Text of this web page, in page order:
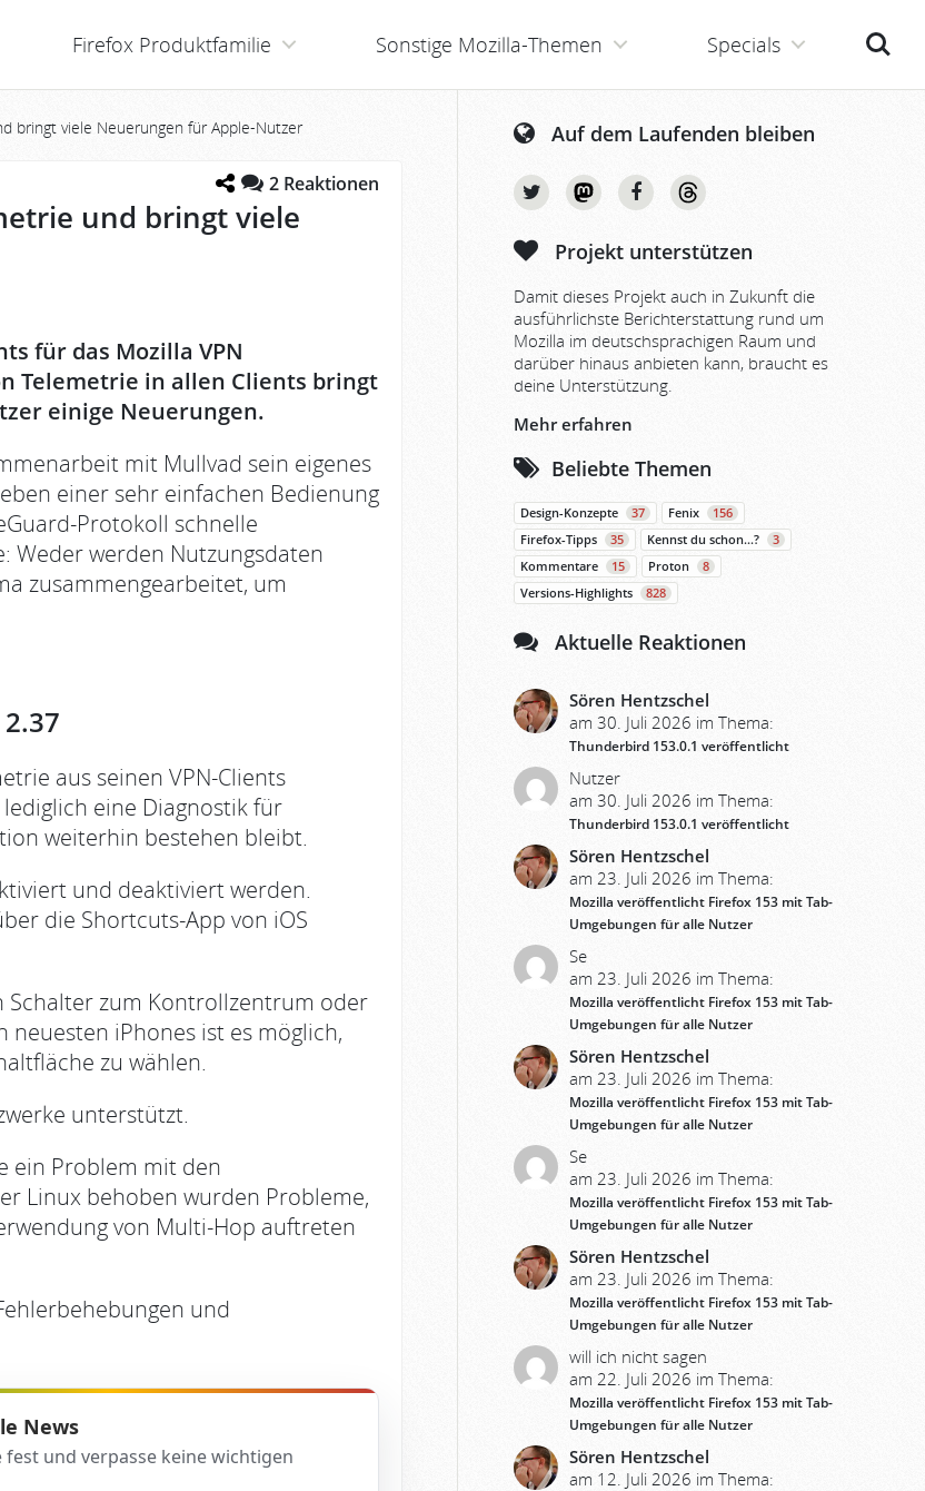
Firefox Produktfamilie Sonstige Mozilla-Themen Specials Suche
bringt viele Neuerungen für Apple-Nutzer
2 Reaktionen
und bringt viele
für das Mozilla VPN
Telemetrie in allen Clients bringt
einige Neuerungen.
mit Mullvad sein eigenes
einer sehr einfachen Bedienung
Protokoll schnelle
Weder werden Nutzungsdaten
zusammengearbeitet, um
aus seinen VPN-Clients
eine Diagnostik für
weiterhin bestehen bleibt.
und deaktiviert werden.
die Shortcuts-App von iOS
Schalter zum Kontrollzentrum oder
iPhones ist es möglich,
zu wählen.
unterstützt.
ein Problem mit den
Linux behoben wurden Probleme,
von Multi-Hop auftreten
und
News
und verpasse keine wichtigen
Auf dem Laufenden bleiben
Projekt unterstützen
Damit dieses Projekt auch in Zukunft die
ausführlichste Berichterstattung rund um
Mozilla im deutschsprachigen Raum und
darüber hinaus anbieten kann, braucht es
deine Unterstützung.
Mehr erfahren
Beliebte Themen
Design-Konzepte 37 Fenix
156
Firefox-Tipps
35 Kennst du schon…?
3
Kommentare
15 Proton
8
Versions-Highlights
828
Aktuelle Reaktionen
Sören Hentzschel
am 30. Juli 2026 im Thema:
Thunderbird 153.0.1 veröffentlicht
Nutzer
am 30. Juli 2026 im Thema:
Thunderbird 153.0.1 veröffentlicht
Sören Hentzschel
am 23. Juli 2026 im Thema:
Mozilla veröffentlicht Firefox 153 mit Tab-
Umgebungen für alle Nutzer
Se
am 23. Juli 2026 im Thema:
Mozilla veröffentlicht Firefox 153 mit Tab-
Umgebungen für alle Nutzer
Sören Hentzschel
am 23. Juli 2026 im Thema:
Mozilla veröffentlicht Firefox 153 mit Tab-
Umgebungen für alle Nutzer
Se
am 23. Juli 2026 im Thema:
Mozilla veröffentlicht Firefox 153 mit Tab-
Umgebungen für alle Nutzer
Sören Hentzschel
am 23. Juli 2026 im Thema:
Mozilla veröffentlicht Firefox 153 mit Tab-
Umgebungen für alle Nutzer
will ich nicht sagen
am 22. Juli 2026 im Thema:
Mozilla veröffentlicht Firefox 153 mit Tab-
Umgebungen für alle Nutzer
Sören Hentzschel
am 12. Juli 2026 im Thema: